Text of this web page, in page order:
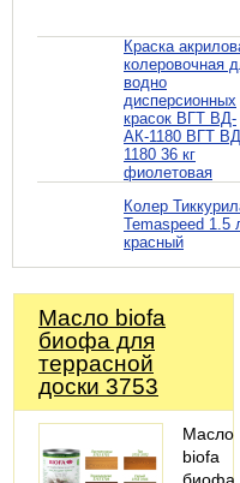
Краска
колеровочная
водно
дисперсионных
красок ВГТ ВД-
АК-1180 ВГТ
1180 36 кг
фиолетовая
Колер
Temaspeed 1.5
красный
Масло biofa
биофа для
террасной
доски 3753
Масло
biofa
биофа